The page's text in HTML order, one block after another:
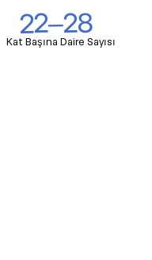
Kat Başına Daire Sayısı
22–28